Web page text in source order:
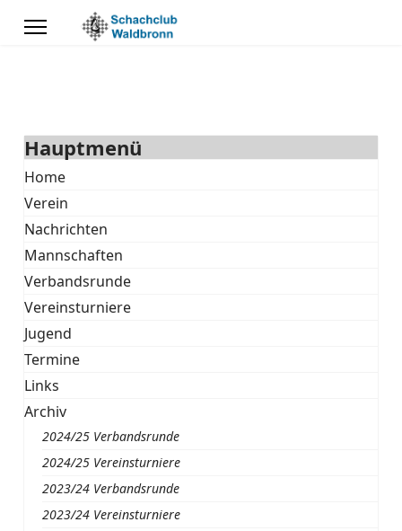
Hauptmenü
Home
Verein
Nachrichten
Mannschaften
Verbandsrunde
Vereinsturniere
Jugend
Termine
Links
Archiv
2024/25 Verbandsrunde
2024/25 Vereinsturniere
2023/24 Verbandsrunde
2023/24 Vereinsturniere